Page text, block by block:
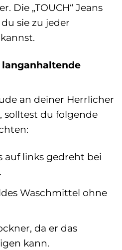
Die „TOUCH“ Jeans
sie zu jeder
an deiner Herrlicher
solltest du folgende
auf links gedreht bei
Waschmittel ohne
da er das
kann.